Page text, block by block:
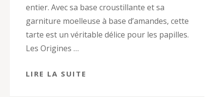
entier. Avec sa base croustillante et sa
garniture moelleuse à base d’amandes, cette
tarte est un véritable délice pour les papilles.
Les Origines …
LIRE LA SUITE